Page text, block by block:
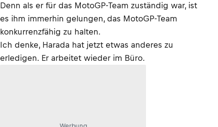
Denn als er für das MotoGP-Team zuständig war, ist
es ihm immerhin gelungen, das MotoGP-Team
konkurrenzfähig zu halten.
Ich denke, Harada hat jetzt etwas anderes zu
erledigen. Er arbeitet wieder im Büro.
Werbung